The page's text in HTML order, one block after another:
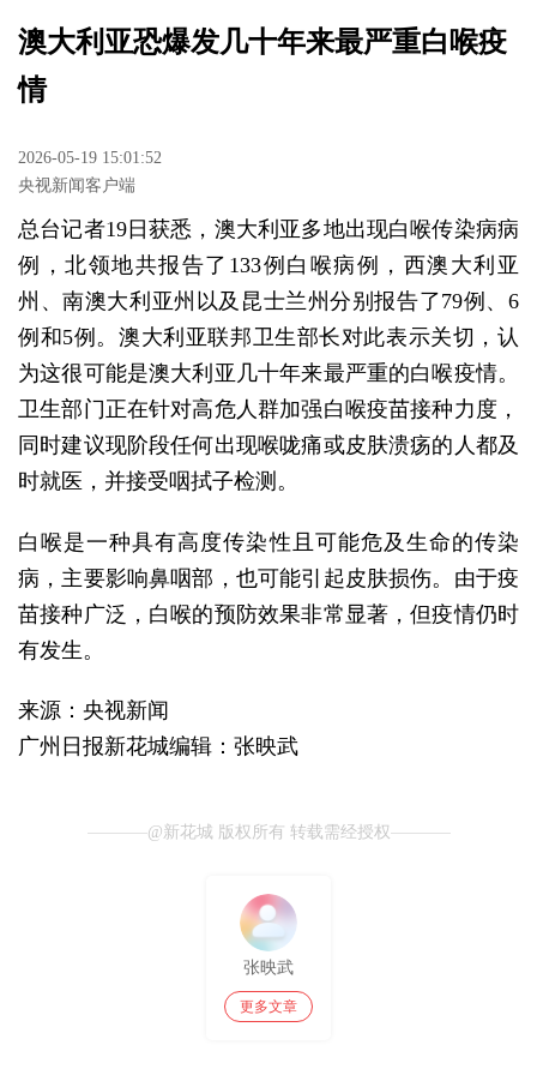
澳大利亚恐爆发几十年来最严重白喉疫
情
2026-05-19 15:01:52
央视新闻客户端
总台记者19日获悉，澳大利亚多地出现白喉传染病病
例，北领地共报告了133例白喉病例，西澳大利亚
州、南澳大利亚州以及昆士兰州分别报告了79例、6
例和5例。澳大利亚联邦卫生部长对此表示关切，认
为这很可能是澳大利亚几十年来最严重的白喉疫情。
卫生部门正在针对高危人群加强白喉疫苗接种力度，
同时建议现阶段任何出现喉咙痛或皮肤溃疡的人都及
时就医，并接受咽拭子检测。
白喉是一种具有高度传染性且可能危及生命的传染
病，主要影响鼻咽部，也可能引起皮肤损伤。由于疫
苗接种广泛，白喉的预防效果非常显著，但疫情仍时
有发生。
来源：央视新闻
广州日报新花城编辑：张映武
@新花城 版权所有 转载需经授权
张映武
更多文章